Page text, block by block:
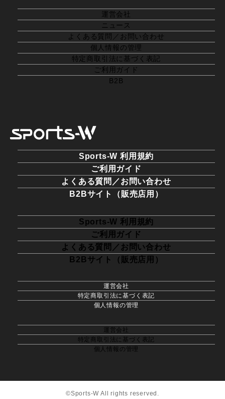
運営会社
ニュース
よくある質問／お問い合わせ
個人情報の管理
特定商取引法に基づく表記
ご利用ガイド
B2B
Sports-W 利用規約
ご利用ガイド
よくある質問／お問い合わせ
B2Bサイト（販売店用）
Sports-W 利用規約
ご利用ガイド
よくある質問／お問い合わせ
B2Bサイト（販売店用）
運営会社
特定商取引法に基づく表記
個人情報の管理
運営会社
特定商取引法に基づく表記
個人情報の管理
©Sports-W All rights reserved.